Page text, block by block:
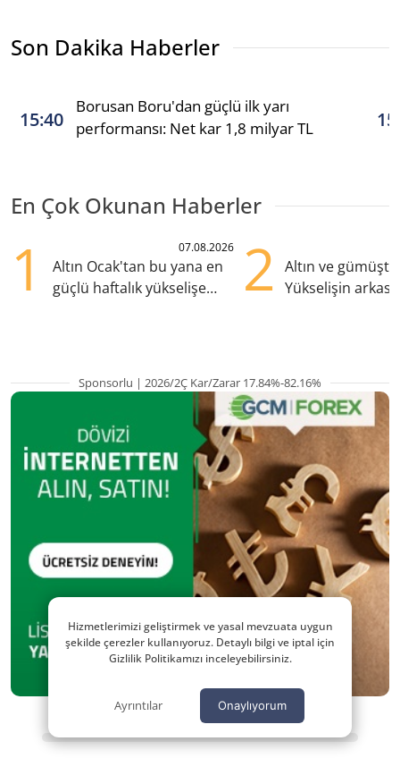
Son Dakika Haberler
15:40
Borusan Boru'dan güçlü ilk yarı
performansı: Net kar 1,8 milyar TL
En Çok Okunan Haberler
1 07.08.2026
Altın Ocak'tan bu yana en
güçlü haftalık yükselişe
2
Altın ve
Yükselişin
Sponsorlu | 2026/2Ç Kar/Zarar 17.84%-82.16%
Hizmetlerimizi geliştirmek ve yasal mevzuata uygun
şekilde çerezler kullanıyoruz. Detaylı bilgi ve iptal için
Gizlilik Politikamızı inceleyebilirsiniz.
Ayrıntılar Onaylıyorum